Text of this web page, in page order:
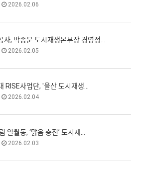
2026.02.06
사, 박종문 도시재생본부장 경영정…
2026.02.05
RISE사업단, '울산 도시재생…
2026.02.04
일월동, ‘맑음 충전’ 도시재…
2026.02.03